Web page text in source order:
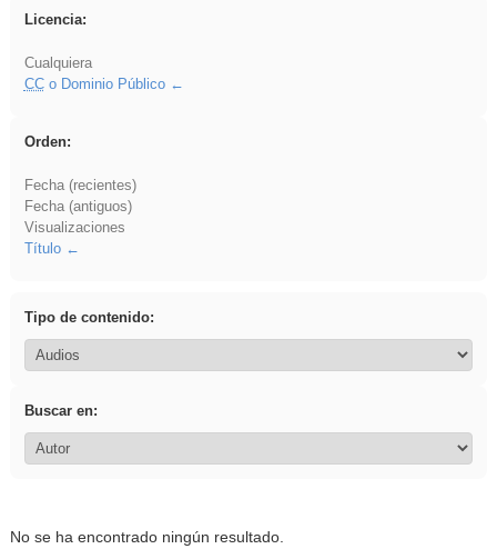
Licencia:
Cualquiera
CCo Dominio Público
Orden:
Fecha (recientes)
Fecha (antiguos)
Visualizaciones
Título
Tipo de contenido:
Buscar en:
No se ha encontrado ningún resultado.